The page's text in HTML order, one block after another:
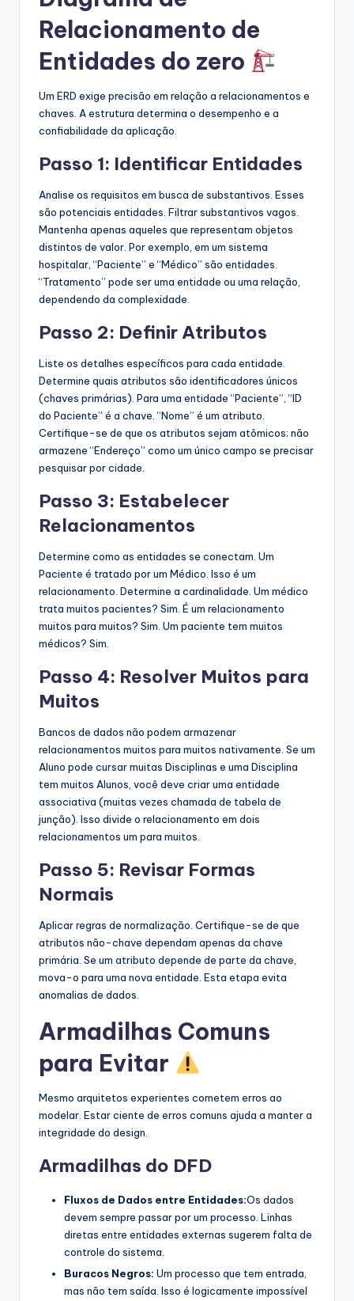
Relacionamento de
Entidades do zero
Um ERD exige precisão em relação a relacionamentos e
chaves. A estrutura determina o desempenho e a
confiabilidade da aplicação.
Passo 1: Identificar Entidades
Analise os requisitos em busca de substantivos. Esses
são potenciais entidades. Filtrar substantivos vagos.
Mantenha apenas aqueles que representam objetos
distintos de valor. Por exemplo, em um sistema
hospitalar, “Paciente” e “Médico” são entidades.
“Tratamento” pode ser uma entidade ou uma relação,
dependendo da complexidade.
Passo 2: Definir Atributos
Liste os detalhes específicos para cada entidade.
Determine quais atributos são identificadores únicos
(chaves primárias). Para uma entidade “Paciente”, “ID
do Paciente” é a chave. “Nome” é um atributo.
Certifique-se de que os atributos sejam atômicos; não
armazene “Endereço” como um único campo se precisar
pesquisar por cidade.
Passo 3: Estabelecer
Relacionamentos
Determine como as entidades se conectam. Um
Paciente é tratado por um Médico. Isso é um
relacionamento. Determine a cardinalidade. Um médico
trata muitos pacientes? Sim. É um relacionamento
muitos para muitos? Sim. Um paciente tem muitos
médicos? Sim.
Passo 4: Resolver Muitos para
Muitos
Bancos de dados não podem armazenar
relacionamentos muitos para muitos nativamente. Se um
Aluno pode cursar muitas Disciplinas e uma Disciplina
tem muitos Alunos, você deve criar uma entidade
associativa (muitas vezes chamada de tabela de
junção). Isso divide o relacionamento em dois
relacionamentos um para muitos.
Passo 5: Revisar Formas
Normais
Aplicar regras de normalização. Certifique-se de que
atributos não-chave dependam apenas da chave
primária. Se um atributo depende de parte da chave,
mova-o para uma nova entidade. Esta etapa evita
anomalias de dados.
Armadilhas Comuns
para Evitar
Mesmo arquitetos experientes cometem erros ao
modelar. Estar ciente de erros comuns ajuda a manter a
integridade do design.
Armadilhas do DFD
Fluxos de Dados entre Entidades:Os dados
devem sempre passar por um processo. Linhas
diretas entre entidades externas sugerem falta de
controle do sistema.
Buracos Negros: Um processo que tem entrada,
mas não tem saída. Isso é logicamente impossível